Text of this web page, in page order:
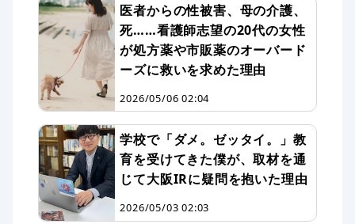
医者からの性被害、母の介護、
死……看護師志望の20代の女性
が処方薬や市販薬のオーバード
ーズに救いを求めた理由
2026/05/06 02:04
学校で「ダメ。ゼッタイ。」教
育を受けてきた僕が、取材を通
じて大阪IRに疑問を抱いた理由
2026/05/03 02:03